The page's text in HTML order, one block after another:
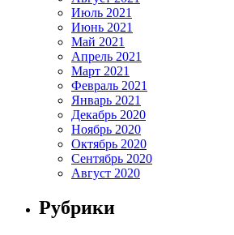
Июль 2021
Июнь 2021
Май 2021
Апрель 2021
Март 2021
Февраль 2021
Январь 2021
Декабрь 2020
Ноябрь 2020
Октябрь 2020
Сентябрь 2020
Август 2020
Рубрики